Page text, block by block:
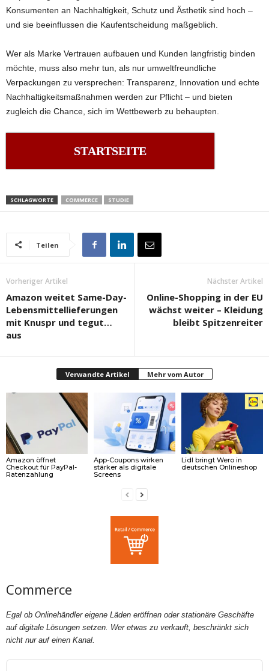
Konsumenten an Nachhaltigkeit, Schutz und Ästhetik sind hoch –
und sie beeinflussen die Kaufentscheidung maßgeblich.
Wer als Marke Vertrauen aufbauen und Kunden langfristig binden
möchte, muss also mehr tun, als nur umweltfreundliche
Verpackungen zu versprechen: Transparenz, Innovation und echte
Nachhaltigkeitsmaßnahmen werden zur Pflicht – und bieten
zugleich die Chance, sich im Wettbewerb zu behaupten.
STARTSEITE
SCHLAGWORTE COMMERCE STUDIE
Teilen
Vorheriger Artikel
Amazon weitet Same-Day-
Lebensmittellieferungen
mit Knuspr und tegut…
aus
Nächster Artikel
Online-Shopping in der EU
wächst weiter – Kleidung
bleibt Spitzenreiter
Verwandte Artikel Mehr vom Autor
Amazon öffnet
Checkout für PayPal-
Ratenzahlung
App-Coupons wirken
stärker als digitale
Screens
Lidl bringt Wero in
deutschen Onlineshop
Commerce
Egal ob Onlinehändler eigene Läden eröffnen oder stationäre Geschäfte
auf digitale Lösungen setzen. Wer etwas zu verkauft, beschränkt sich
nicht nur auf einen Kanal.
Audio